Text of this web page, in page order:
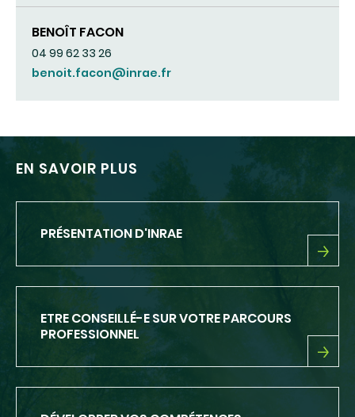
BENOÎT FACON
04 99 62 33 26
benoit.facon@inrae.fr
EN SAVOIR PLUS
PRÉSENTATION D'INRAE
PRÉSENTATION
ETRE CONSEILLÉ-E SUR VOTRE PARCOURS
PROFESSIONNEL
ETRE
SUR